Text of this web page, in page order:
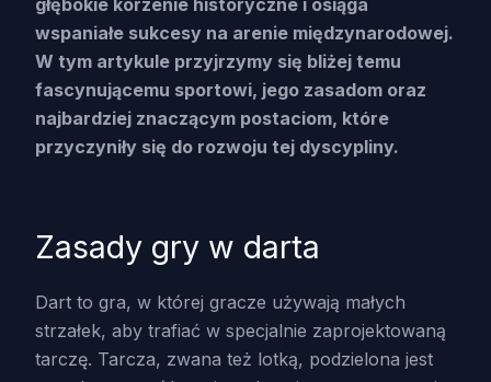
głębokie korzenie historyczne i osiąga
wspaniałe sukcesy na arenie międzynarodowej.
W tym artykule przyjrzymy się bliżej temu
fascynującemu sportowi, jego zasadom oraz
najbardziej znaczącym postaciom, które
przyczyniły się do rozwoju tej dyscypliny.
Zasady gry w darta
Dart to gra, w której gracze używają małych
strzałek, aby trafiać w specjalnie zaprojektowaną
tarczę. Tarcza, zwana też lotką, podzielona jest